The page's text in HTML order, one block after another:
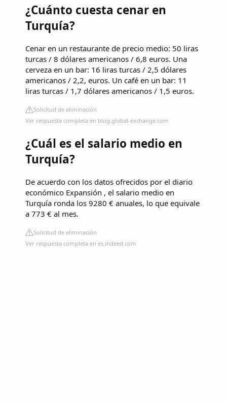
¿Cuánto cuesta cenar en
Turquía?
Cenar en un restaurante de precio medio: 50 liras
turcas / 8 dólares americanos / 6,8 euros. Una
cerveza en un bar: 16 liras turcas / 2,5 dólares
americanos / 2,2, euros. Un café en un bar: 11
liras turcas / 1,7 dólares americanos / 1,5 euros.
Solicitud de eliminación
Ver respuesta completa en blog.global-exchange.com
¿Cuál es el salario medio en
Turquía?
De acuerdo con los datos ofrecidos por el diario
económico Expansión , el salario medio en
Turquía ronda los 9280 € anuales, lo que equivale
a 773 € al mes.
Solicitud de eliminación
Ver respuesta completa en es.indeed.com